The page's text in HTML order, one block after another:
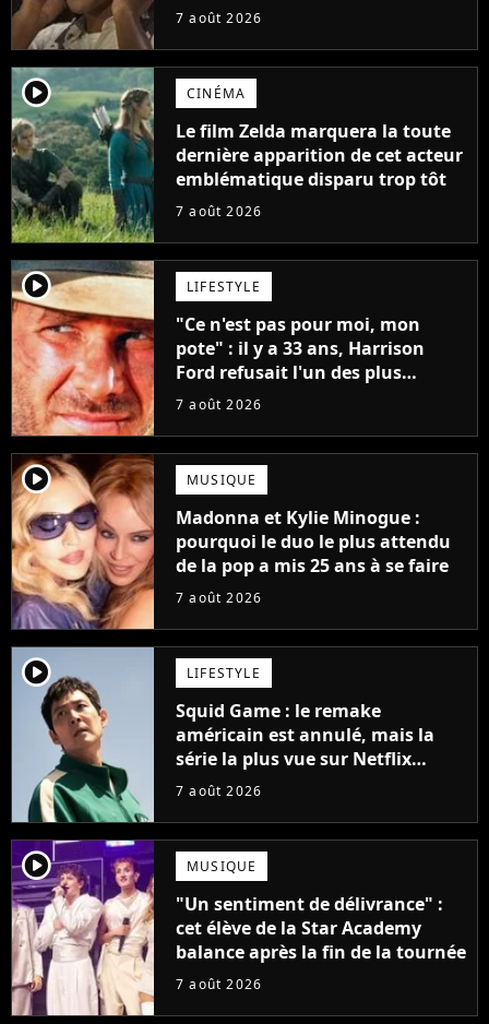
7 août 2026
player2 CINÉMA
Le film Zelda marquera la toute
dernière apparition de cet acteur
emblématique disparu trop tôt
7 août 2026
player2 LIFESTYLE
"Ce n'est pas pour moi, mon
pote" : il y a 33 ans, Harrison
Ford refusait l'un des plus
grands succès de tous les temps
7 août 2026
player2 MUSIQUE
Madonna et Kylie Minogue :
pourquoi le duo le plus attendu
de la pop a mis 25 ans à se faire
7 août 2026
player2 LIFESTYLE
Squid Game : le remake
américain est annulé, mais la
série la plus vue sur Netflix
pourrait avoir une version
7 août 2026
player2 MUSIQUE
"Un sentiment de délivrance" :
cet élève de la Star Academy
balance après la fin de la tournée
7 août 2026